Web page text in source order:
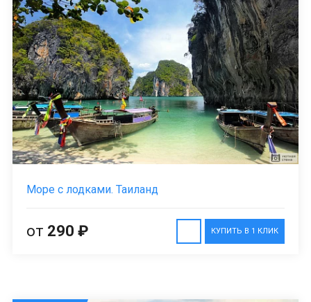
Море с лодками. Таиланд
КУПИТЬ В 1 КЛИК
от 290 ₽